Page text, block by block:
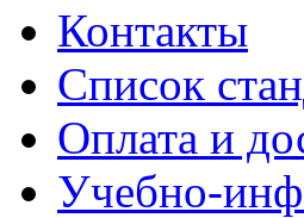
Контакты
Список
Оплата и
Учебно-